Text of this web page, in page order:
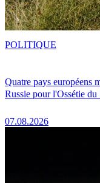
Quatre pays européens
Russie pour l'Ossétie du
07.08.2026
POLITIQUE